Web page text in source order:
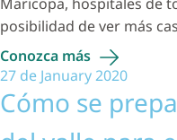
posibilidad de ver más
Conozca más
27 de January 2020
Cómo se